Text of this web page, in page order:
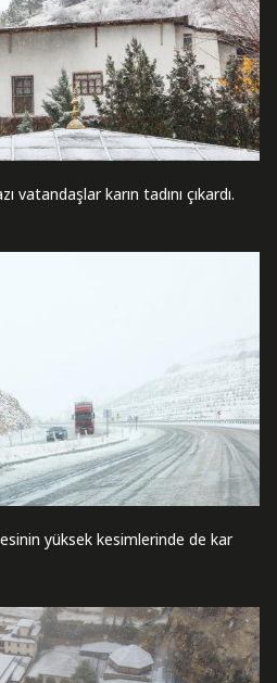
vatandaşlar karın tadını çıkardı.
yüksek kesimlerinde de kar